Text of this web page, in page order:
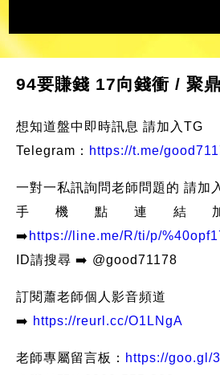
94要賺錢 17向錢衝 / 聚
想知道盤中即時訊息 請加入TG
Telegram： https://t.me/
一對一私訊詢問老師問題的 請加
手機點連結
➡️ https://line.me/R/ti/p/
ID請搜尋 ➡️ @good71178
訂閱蕭老師個人影音頻道
➡️ https://reurl.cc/O1LNgA​
老師專屬留言板： https://goo.gl/